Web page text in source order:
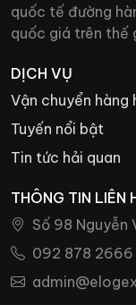
quốc tế đường
quốc giá trên thế
DỊCH VỤ
Vận chuyển hàng
Tuyến nổi bật
Tin tức hải quan
THÔNG TIN LIÊN
Số 98 Nguyễn
092 878 2666